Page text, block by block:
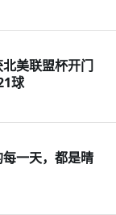
美联盟杯开门
球
一天，都是晴